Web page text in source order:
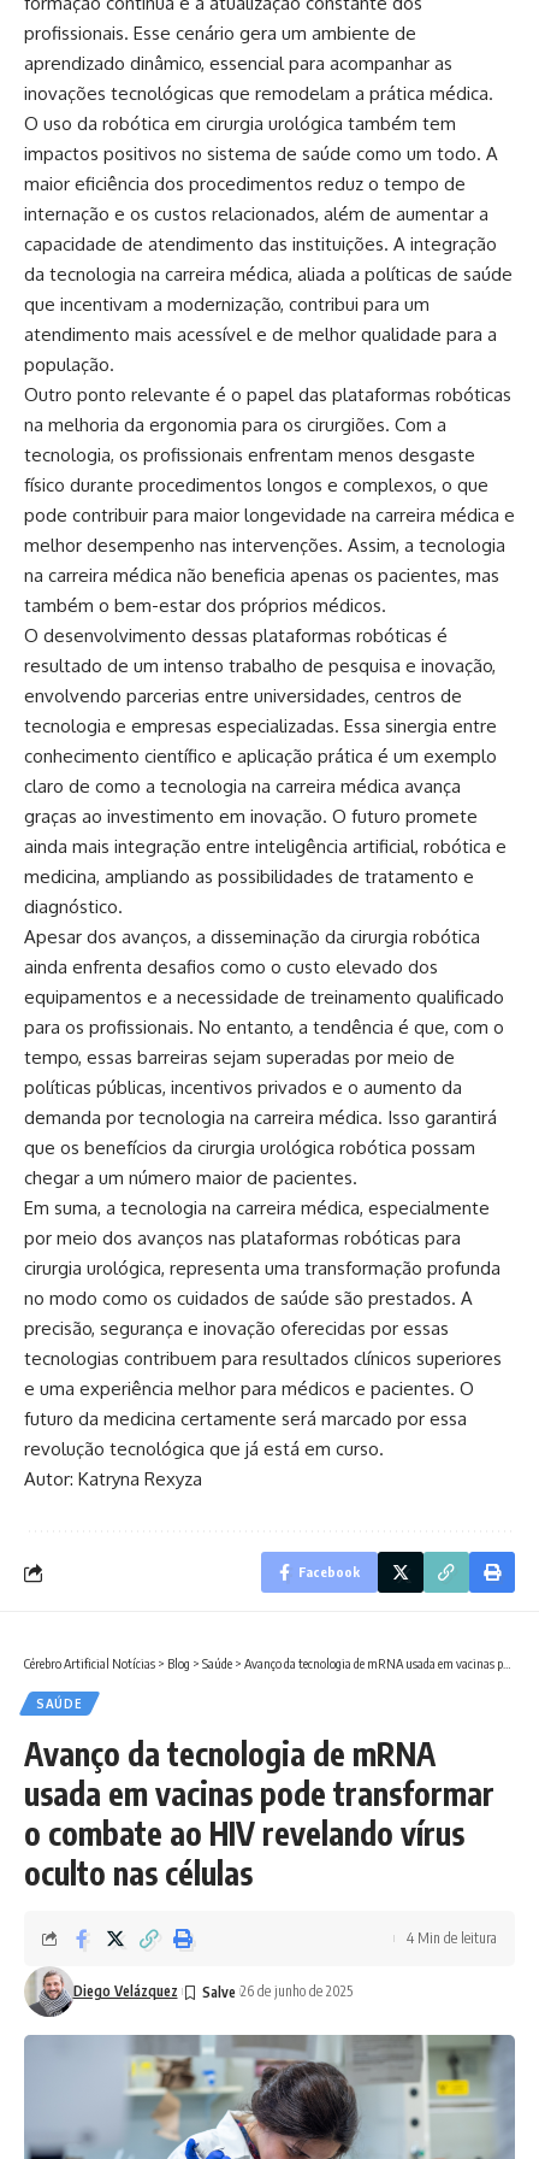
profissionais. Esse cenário gera um ambiente de
aprendizado dinâmico, essencial para acompanhar as
inovações tecnológicas que remodelam a prática médica.
O uso da robótica em cirurgia urológica também tem
impactos positivos no sistema de saúde como um todo. A
maior eficiência dos procedimentos reduz o tempo de
internação e os custos relacionados, além de aumentar a
capacidade de atendimento das instituições. A integração
da tecnologia na carreira médica, aliada a políticas de saúde
que incentivam a modernização, contribui para um
atendimento mais acessível e de melhor qualidade para a
população.
Outro ponto relevante é o papel das plataformas robóticas
na melhoria da ergonomia para os cirurgiões. Com a
tecnologia, os profissionais enfrentam menos desgaste
físico durante procedimentos longos e complexos, o que
pode contribuir para maior longevidade na carreira médica e
melhor desempenho nas intervenções. Assim, a tecnologia
na carreira médica não beneficia apenas os pacientes, mas
também o bem-estar dos próprios médicos.
O desenvolvimento dessas plataformas robóticas é
resultado de um intenso trabalho de pesquisa e inovação,
envolvendo parcerias entre universidades, centros de
tecnologia e empresas especializadas. Essa sinergia entre
conhecimento científico e aplicação prática é um exemplo
claro de como a tecnologia na carreira médica avança
graças ao investimento em inovação. O futuro promete
ainda mais integração entre inteligência artificial, robótica e
medicina, ampliando as possibilidades de tratamento e
diagnóstico.
Apesar dos avanços, a disseminação da cirurgia robótica
ainda enfrenta desafios como o custo elevado dos
equipamentos e a necessidade de treinamento qualificado
para os profissionais. No entanto, a tendência é que, com o
tempo, essas barreiras sejam superadas por meio de
políticas públicas, incentivos privados e o aumento da
demanda por tecnologia na carreira médica. Isso garantirá
que os benefícios da cirurgia urológica robótica possam
chegar a um número maior de pacientes.
Em suma, a tecnologia na carreira médica, especialmente
por meio dos avanços nas plataformas robóticas para
cirurgia urológica, representa uma transformação profunda
no modo como os cuidados de saúde são prestados. A
precisão, segurança e inovação oferecidas por essas
tecnologias contribuem para resultados clínicos superiores
e uma experiência melhor para médicos e pacientes. O
futuro da medicina certamente será marcado por essa
revolução tecnológica que já está em curso.
Autor: Katryna Rexyza
Facebook
Cérebro Artificial Notícias > Blog > Saúde > Avanço da tecnologia de mRNA usada em vacinas pode transformar o combate ao HIV revelando vírus oculto nas células
SAÚDE
Avanço da tecnologia de mRNA
usada em vacinas pode transformar
o combate ao HIV revelando vírus
oculto nas células
Diego Velázquez 26 de junho de 2025
4 Min de leitura